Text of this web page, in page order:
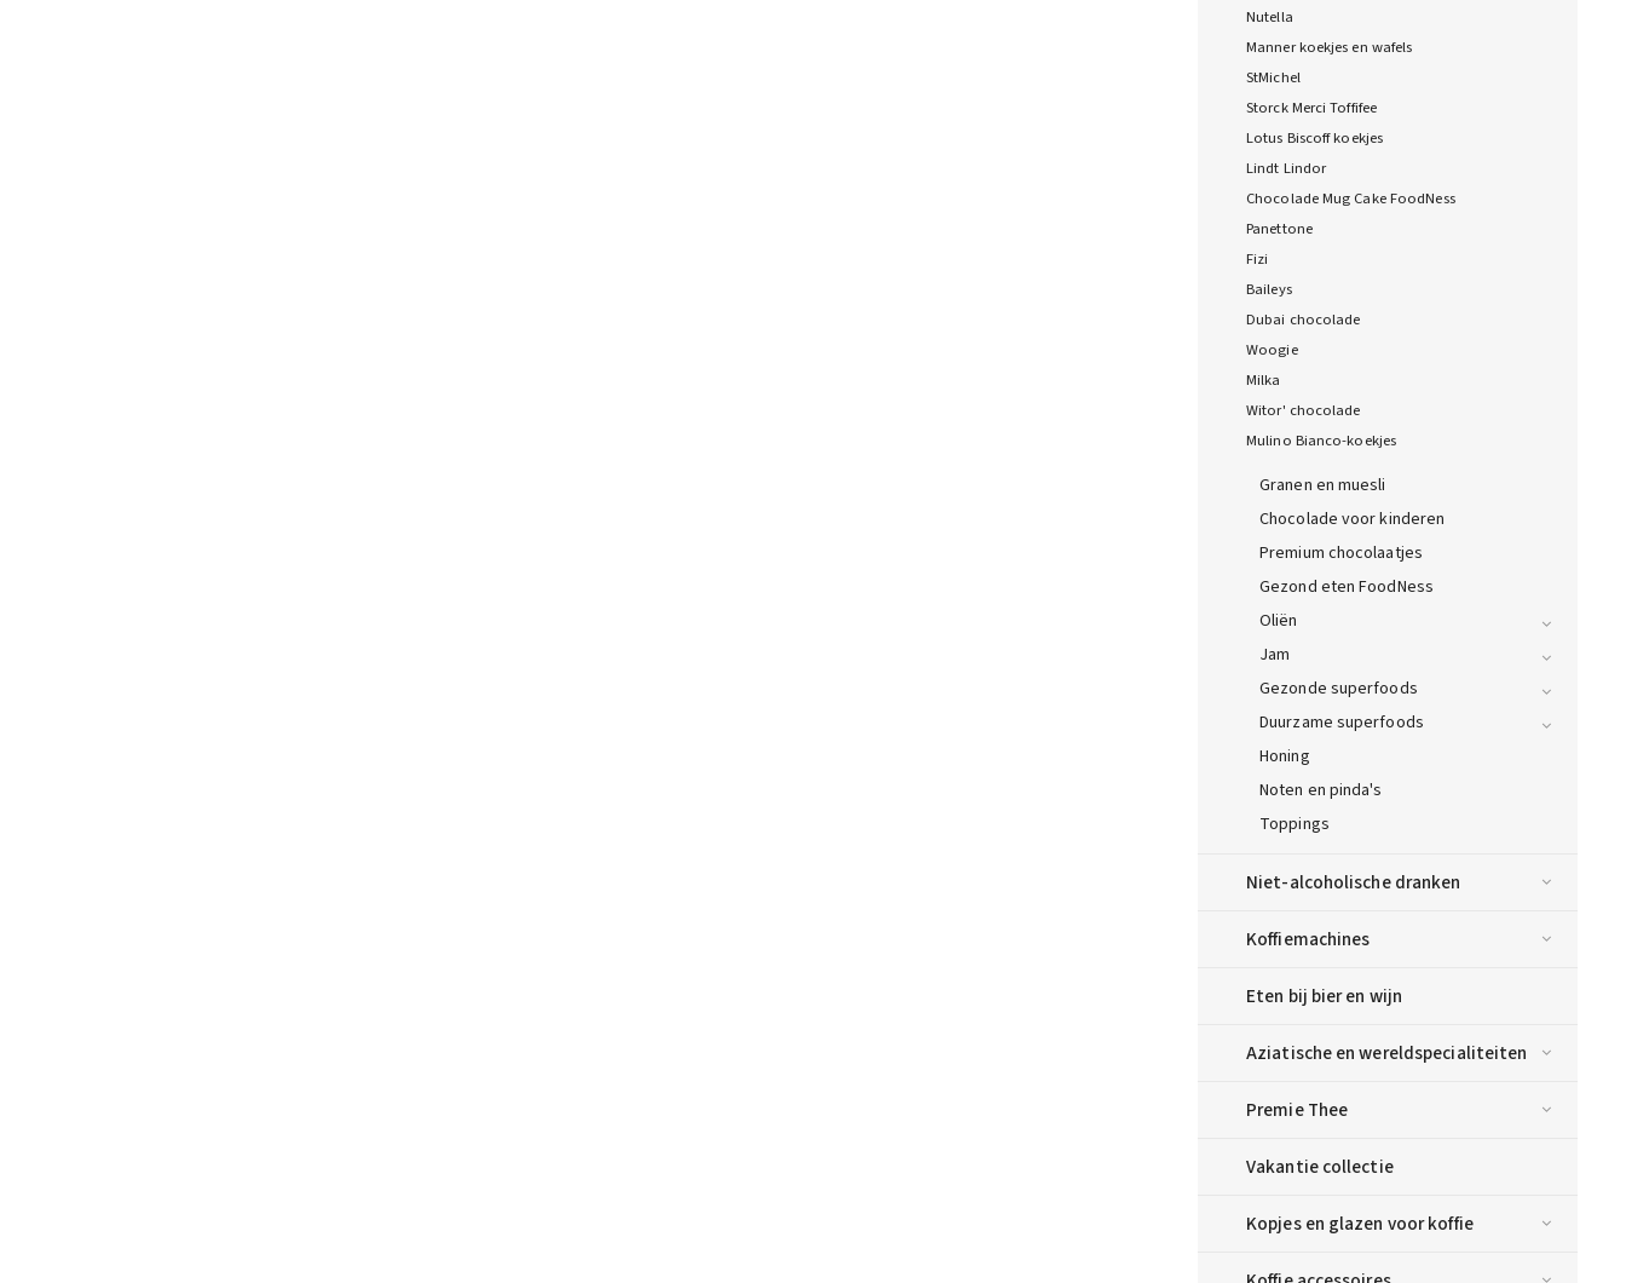
Nutella
Manner koekjes en wafels
StMichel
Storck Merci Toffifee
Lotus Biscoff koekjes
Lindt Lindor
Chocolade Mug Cake FoodNess
Panettone
Fizi
Baileys
Dubai chocolade
Woogie
Milka
Witor' chocolade
Mulino Bianco-koekjes
Granen en muesli
Chocolade voor kinderen
Premium chocolaatjes
Gezond eten FoodNess
Oliën
Jam
Gezonde superfoods
Duurzame superfoods
Honing
Noten en pinda's
Toppings
Niet-alcoholische dranken
Koffiemachines
Eten bij bier en wijn
Aziatische en wereldspecialiteiten
Premie Thee
Vakantie collectie
Kopjes en glazen voor koffie